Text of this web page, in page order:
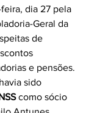
dia 27 pela
Geral da
de
e pensões.
sido
como sócio